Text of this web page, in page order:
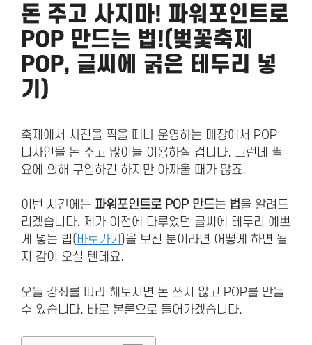
돈 주고 사지마! 파워포인트로
POP 만드는 법!(벚꽃축제
POP, 글씨에 굵은 테두리 넣
기)
축제에서 사진을 찍을 때나 운영하는 매장에서 POP
디자인을 돈 주고 많이들 이용하실 겁니다. 그런데 필
요에 의해 구입하긴 하지만 아까울 때가 많죠.
이번 시간에는 파워포인트로 POP 만드는 법을 알려드
리겠습니다. 제가 이전에 다루었던 글씨에 테두리 예쁘
게 넣는 법( 바로가기 )을 보신 분이라면 어떻게 하면 될
지 감이 오실 텐데요.
오늘 강좌를 따라 해보시면 돈 쓰지 않고 POP를 만들
수 있습니다. 바로 본론으로 들어가겠습니다.